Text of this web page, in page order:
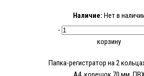
Наличие: Нет в
-
корзину
Папка-регистратор на 2